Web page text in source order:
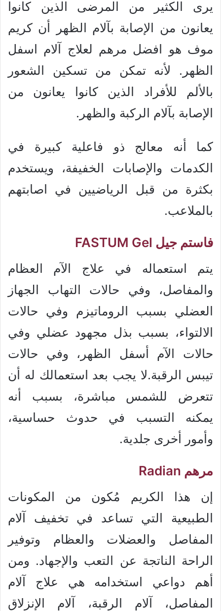
يرى الكثير من المرضى الذين كانوا
يعانون من الإصابة بآلام الظهر أن كريم
موف هو افضل مرهم لعلاج آلام اسفل
الظهر. لأنه تمكن من تسكين الشعور
بالألم للأفراد الذين كانوا يعانون من
الإصابة بآلام الركبة والظهر.
كما أنه معالج ذو فاعلية كبيرة في
الكدمات والإصابات الخفيفة، ويستخدم
بكثرة من قبل الرياضيين في اصابتهم
بالملاعب.
فاستم جيل FASTUM Gel
يتم استعماله في علاج الآم العظام
والمفاصل، وفي حالات التهاب الجهاز
العضلي بسبب الروماتيزم وفي حالات
الالتواء، بسبب بذل مجهود عضلي وفي
حالات الآم أسفل الظهر، وفي حالات
تيبس الرقبة.لا يجب بعد استعمالك له أن
تتعرض للشمس مباشرة، بسبب أنه
يمكنه التسبب في حدوث حساسية،
وأمور أخرى جلدية.
مرهم Radian
إن هذا الكريم مُكون من المكونات
الطبيعية التي تساعد في تخفيف آلام
المفاصل والعضلات والعظام وتوفير
الراحة الناتجة عن التعب والإجهاد. ومن
أهم دواعي استخدامه هي علاج آلام
المفاصل، آلام الرقبة، آلام الإنزلاق